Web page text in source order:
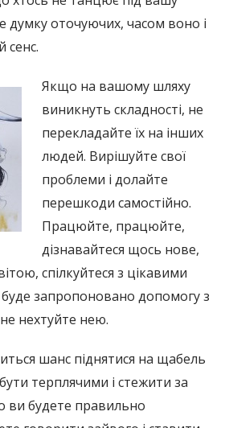
думку оточуючих, часом воно і
сенс.
Якщо на вашому шляху
виникнуть складності, не
перекладайте їх на інших
людей. Вирішуйте свої
проблеми і долайте
перешкоди самостійно.
Працюйте, працюйте,
дізнавайтеся щось нове,
спілкуйтеся з цікавими
запропоновано допомогу з
нехтуйте нею.
шанс піднятися на щабель
терплячими і стежити за
будете правильно